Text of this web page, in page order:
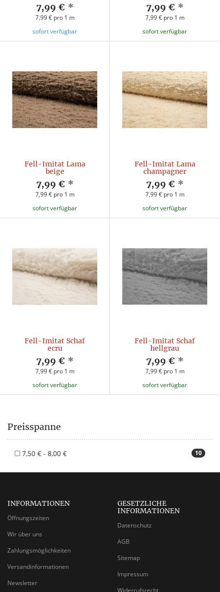
7,99 € *
7,99 € pro 1 m
sofort verfügbar
7,99 € *
7,99 € pro 1 m
sofort verfügbar
Fell-Imitat Lama
beige
7,99 € *
7,99 € pro 1 m
sofort verfügbar
Fell-Imitat Lama
champagner
7,99 € *
7,99 € pro 1 m
sofort verfügbar
Fell-Imitat Schaf
ecru
7,99 € *
7,99 € pro 1 m
sofort verfügbar
Fell-Imitat Schaf
hellgrau
7,99 € *
7,99 € pro 1 m
sofort verfügbar
Preisspanne
10
7,50 € - 8,00 €
INFORMATIONEN
Öffnungszeiten
Wir über uns
Zahlungsmöglichkeiten
Versandinformationen
Newsletter
GESETZLICHE
INFORMATIONEN
Datenschutz
AGB
Sitemap
Impressum